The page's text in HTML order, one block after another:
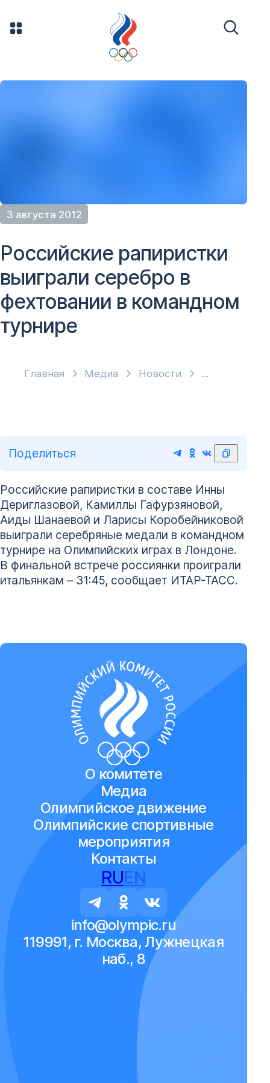
3 августа 2012
Главная Медиа Новости
Российские рапиристки
выиграли серебро в
фехтовании в командном
турнире
Поделиться
Российские рапиристки в составе Инны
Дериглазовой, Камиллы Гафурзяновой,
Аиды Шанаевой и Ларисы Коробейниковой
выиграли серебряные медали в командном
турнире на Олимпийских играх в Лондоне.
В финальной встрече россиянки проиграли
итальянкам – 31:45, сообщает ИТАР-ТАСС.
О комитете
Медиа
Олимпийское движение
Олимпийские спортивные
мероприятия
Контакты
RUEN
info@olympic.ru
119991, г. Москва, Лужнецкая
наб., 8